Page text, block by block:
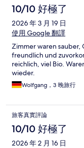
10/10 好極了
2026 年 3 月 19 日
使用 Google 翻譯
Zimmer waren sauber,
freundlich und
reichlich, viel Bio.
wieder.
Wolfgang，3 晚旅行
旅客真實評論
10/10 好極了
2026 年 2 月 16 日